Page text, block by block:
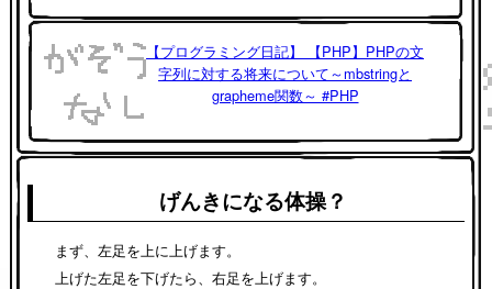
【プログラミング日記】 【PHP】PHPの文
字列に対する将来について～mbstringと
grapheme関数～ #PHP
げんきになる体操？
まず、左足を上に上げます。
上げた左足を下げたら、右足を上げます。